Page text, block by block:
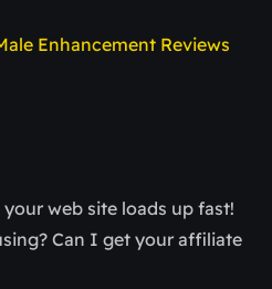
Enhancement Reviews
web site loads up fast!
Can I get your affiliate